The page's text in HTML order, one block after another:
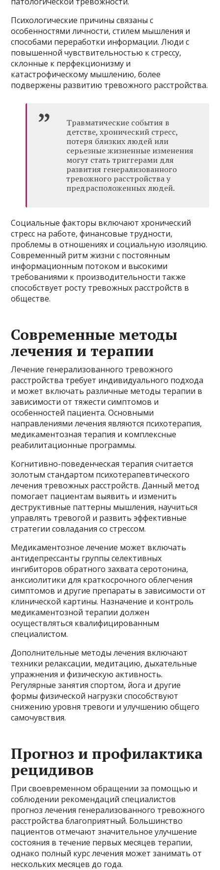
Психологические причины связаны с
особенностями личности, стилем мышления и
способами переработки информации. Люди с
повышенной чувствительностью к стрессу,
склонные к перфекционизму и
катастрофическому мышлению, более
подвержены развитию тревожного расстройства.
Травматические события в
детстве, хронический стресс,
потеря близких людей или
серьезные жизненные изменения
могут стать триггерами для
развития генерализованного
тревожного расстройства у
предрасположенных людей.
Социальные факторы включают хронический
стресс на работе, финансовые трудности,
проблемы в отношениях и социальную изоляцию.
Современный ритм жизни с постоянным
информационным потоком и высокими
требованиями к производительности также
способствует росту тревожных расстройств в
обществе.
Современные методы
лечения и терапии
Лечение генерализованного тревожного
расстройства требует индивидуального подхода
и может включать различные методы терапии в
зависимости от тяжести симптомов и
особенностей пациента. Основными
направлениями лечения являются психотерапия,
медикаментозная терапия и комплексные
реабилитационные программы.
Когнитивно-поведенческая терапия считается
золотым стандартом психотерапевтического
лечения тревожных расстройств. Данный метод
помогает пациентам выявить и изменить
деструктивные паттерны мышления, научиться
управлять тревогой и развить эффективные
стратегии совладания со стрессом.
Медикаментозное лечение может включать
антидепрессанты группы селективных
ингибиторов обратного захвата серотонина,
анксиолитики для краткосрочного облегчения
симптомов и другие препараты в зависимости от
клинической картины. Назначение и контроль
медикаментозной терапии должен
осуществляться квалифицированным
специалистом.
Дополнительные методы лечения включают
техники релаксации, медитацию, дыхательные
упражнения и физическую активность.
Регулярные занятия спортом, йога и другие
формы физической нагрузки способствуют
снижению уровня тревоги и улучшению общего
самочувствия.
Прогноз и профилактика
рецидивов
При своевременном обращении за помощью и
соблюдении рекомендаций специалистов
прогноз лечения генерализованного тревожного
расстройства благоприятный. Большинство
пациентов отмечают значительное улучшение
состояния в течение первых месяцев терапии,
однако полный курс лечения может занимать от
нескольких месяцев до года.